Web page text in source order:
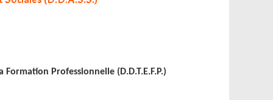
Professionnelle (D.D.T.E.F.P.)